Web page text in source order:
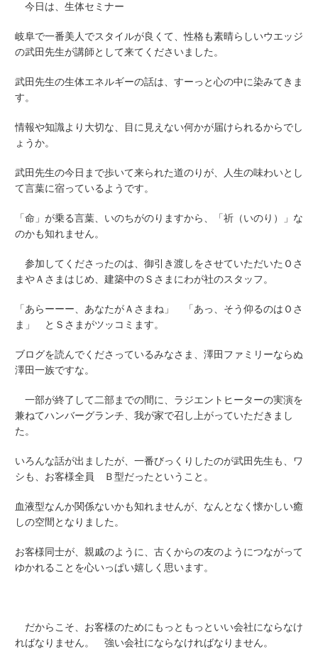
今日は、生体セミナー
岐阜で一番美人でスタイルが良くて、性格も素晴らしいウエッジ
の武田先生が講師として来てくださいました。
武田先生の生体エネルギーの話は、すーっと心の中に染みてきま
す。
情報や知識より大切な、目に見えない何かが届けられるからでし
ょうか。
武田先生の今日まで歩いて来られた道のりが、人生の味わいとし
て言葉に宿っているようです。
「命」が乗る言葉、いのちがのりますから、「祈（いのり）」な
のかも知れません。
参加してくださったのは、御引き渡しをさせていただいたＯさ
まやＡさまはじめ、建築中のＳさまにわが社のスタッフ。
「あらーーー、あなたがＡさまね」 「あっ、そう仰るのはＯさ
ま」 とＳさまがツッコミます。
ブログを読んでくださっているみなさま、澤田ファミリーならぬ
澤田一族ですな。
一部が終了して二部までの間に、ラジエントヒーターの実演を
兼ねてハンバーグランチ、我が家で召し上がっていただきまし
た。
いろんな話が出ましたが、一番びっくりしたのが武田先生も、ワ
シも、お客様全員 Ｂ型だったということ。
血液型なんか関係ないかも知れませんが、なんとなく懐かしい癒
しの空間となりました。
お客様同士が、親戚のように、古くからの友のようにつながって
ゆかれることを心いっぱい嬉しく思います。
だからこそ、お客様のためにもっともっといい会社にならなけ
ればなりません。 強い会社にならなければなりません。